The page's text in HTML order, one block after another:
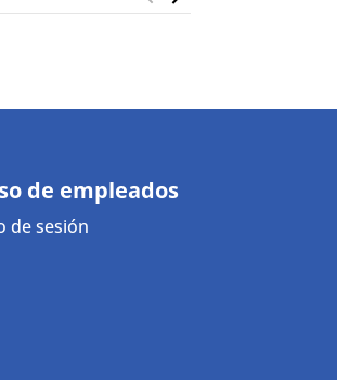
de empleados
de sesión